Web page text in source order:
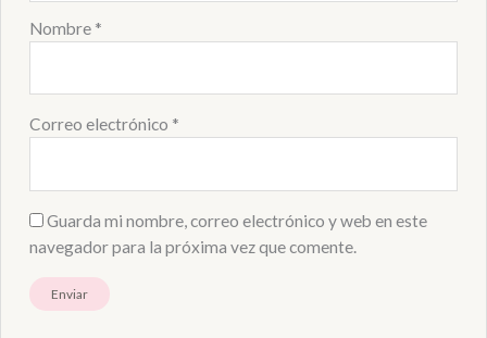
Nombre *
Correo electrónico *
Guarda mi nombre, correo electrónico y web en este
navegador para la próxima vez que comente.